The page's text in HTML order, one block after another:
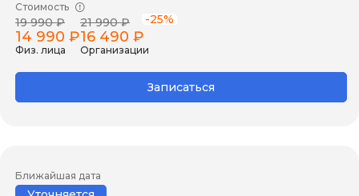
Стоимость
19 990 ₽
14 990 ₽
Физ. лица
21 990 ₽ -25%
16 490 ₽
Организации
Записаться
Ближайшая дата